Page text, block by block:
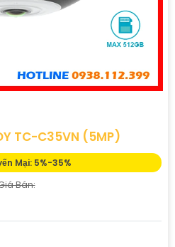
TC-C35VN (5MP)
Mại: 5%-35%
Bán: